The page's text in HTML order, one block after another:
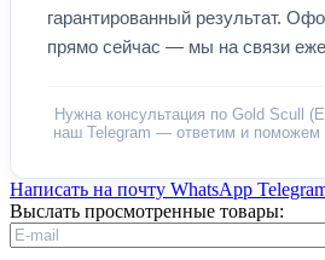
гарантированный результат.
прямо сейчас — мы на связи
Нужна консультация по Gold Scull
наш Telegram — ответим и поможем
Написать на почту WhatsApp
Выслать просмотренные товары: